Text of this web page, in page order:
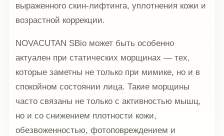
выраженного скин-лифтинга, уплотнения кожи и
возрастной коррекции.
NOVACUTAN SBio может быть особенно
актуален при статических морщинах — тех,
которые заметны не только при мимике, но и в
спокойном состоянии лица. Такие морщины
часто связаны не только с активностью мышц,
но и со снижением плотности кожи,
обезвоженностью, фотоповреждением и